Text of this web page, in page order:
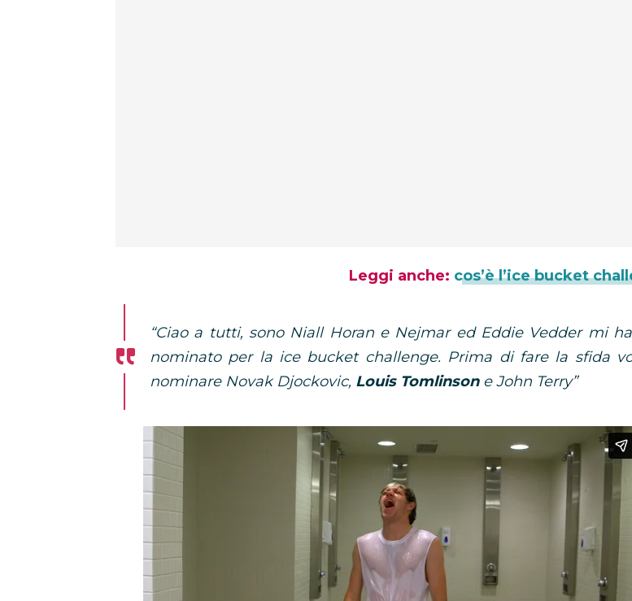
Leggi anche: cos’è l’ice bucket
“Ciao a tutti, sono Niall Horan e Nejmar ed Eddie Vedder mi
nominato per la ice bucket challenge. Prima di fare la sfida
nominare Novak Djockovic, Louis Tomlinson e John Terry”